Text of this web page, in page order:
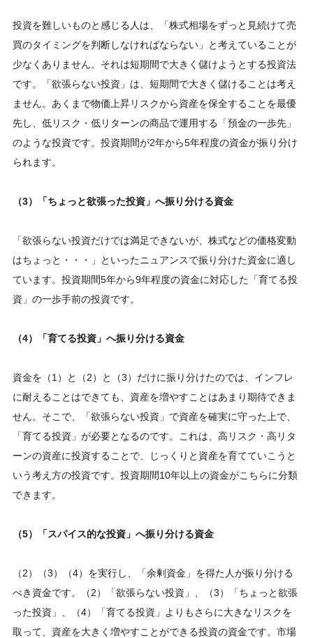
投資を難しいものと感じる人は、「株式相場をずっと見続けて売
買のタイミングを判断しなければならない」と考えていることが
少なくありません。それは短期間で大きく儲けようとする投資法
です。「欲張らない投資」は、短期間で大きく儲けることは考え
ません。あくまで物価上昇リスクから資産を保全することを最優
先し、低リスク・低リターンの商品で運用する「預金の一歩先」
のような投資です。投資期間が2年から5年程度の資金が振り分け
られます。
（3）「ちょっと欲張った投資」へ振り分ける資金
「欲張らない投資だけでは満足できないが、株式などの価格変動
はちょっと・・・」といったニュアンスで振り分けた資金に適し
ています。投資期間5年から9年程度の資金に対応した「育てる投
資」の一歩手前の投資です。
（4）「育てる投資」へ振り分ける資金
資金を（1）と（2）と（3）だけに振り分けたのでは、インフレ
に耐えることはできても、資産を増やすことはあまり期待できま
せん。そこで、「欲張らない投資」で資産を確実に守った上で、
「育てる投資」が必要となるのです。これは、高リスク・高リタ
ーンの資産に投資することで、じっくりと資産を育てていこうと
いう考え方の投資です。投資期間10年以上の資金がこちらに分類
できます。
（5）「スパイス的な投資」へ振り分ける資金
（2）（3）（4）を実行し、「余剰資金」を得た人が振り分ける
べき資金です。（2）「欲張らない投資」、（3）「ちょっと欲張
った投資」、（4）「育てる投資」よりもさらに大きなリスクを
取って、資産を大きく増やすことができる投資の資金です。市場